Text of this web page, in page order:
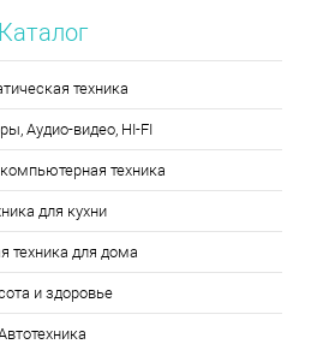
Каталог
техника
Аудио-видео, HI-FI
техника
для кухни
техника для дома
и здоровье